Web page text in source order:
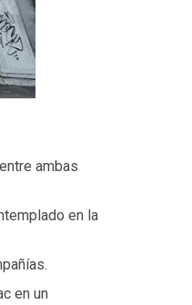
ambas
en la
en un